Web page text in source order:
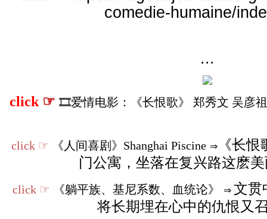
comedie-humaine/
...
click ☞ 🎞爱情电影：《长恨歌》 郑秀文 吴彦
click ☞ 《人间喜剧》Shanghai Piscine ⇒《长恨
门公寓，坐落在复兴路这麽
click ☞ 《躺平族、基尼系数、血统论》 ⇒ 文贯
将长期埋在心中的仇恨又